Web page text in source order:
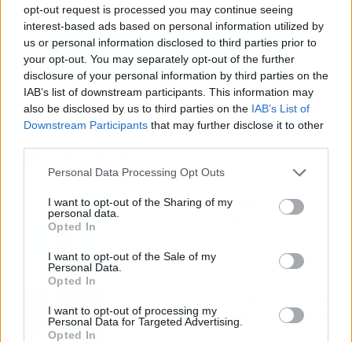
opt-out request is processed you may continue seeing
interest-based ads based on personal information utilized by
us or personal information disclosed to third parties prior to
your opt-out. You may separately opt-out of the further
disclosure of your personal information by third parties on the
IAB’s list of downstream participants. This information may
also be disclosed by us to third parties on the IAB’s List of
Downstream Participants that may further disclose it to other
Personal Data Processing Opt Outs
I want to opt-out of the Sharing of my
personal data.
Opted In
I want to opt-out of the Sale of my
Personal Data.
Opted In
I want to opt-out of processing my
Personal Data for Targeted Advertising.
Opted In
Los 7 mejores discos de Bad Bunny,
ordenados de mejor a peor
voz sigue desafiando implacable el paso
del tiempo